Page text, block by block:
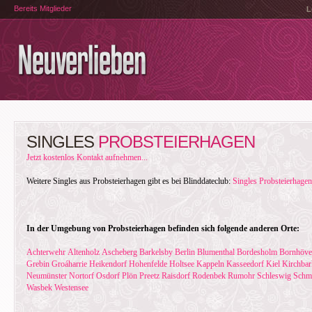
Bereits Mitglieder
SINGLES PROBSTEIERHAGEN
Jetzt kostenlos Kontakt aufnehmen...
Weitere Singles aus Probsteierhagen gibt es bei Blinddateclub: Singles Probsteierhagen
In der Umgebung von Probsteierhagen befinden sich folgende anderen Orte:
Achterwehr Altenholz Ascheberg Barkelsby Berlin Blumenthal Bordesholm
Grebin Groáharrie Heikendorf Hohenfelde Holtsee Kappeln Kasseedorf Kiel
Neumünster Nortorf Osdorf Plön Preetz Raisdorf Rodenbek Rumohr Schleswig
Wasbek Westensee